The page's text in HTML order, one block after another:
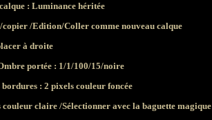
: Luminance héritée
/Edition/Coller comme nouveau calque
à droite
portée : 1/1/100/15/noire
: 2 pixels couleur foncée
claire /Sélectionner avec la baguette magique